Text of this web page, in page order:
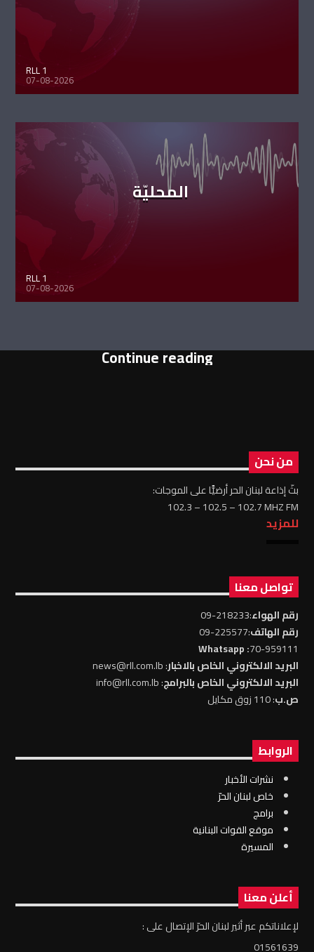
RLL 1
07-08-2026
المحليّة
RLL 1
07-08-2026
Continue reading
من نحن
بثّ إذاعة لبنان الحر أرضيًّا على الموجات:
102.3 – 102.5 – 102.7 MHZ FM
للمزيد
تواصل معنا
رقم الهواء:218233-09
رقم الهاتف:225577-09
70-959111
: Whatsapp
البريد الالكتروني الخاص بالاخبار: news@rll.com.lb
البريد الالكتروني الخاص بالبرامج: info@rll.com.lb
ص.ب: 110 زوق مكايل
الروابط
نشرات الأخبار
خاص لبنان الحرّ
برامج
موقع القوات البنانية
المسيرة
أعلن معنا
لإعلاناتكم عبر أثير لبنان الحرّ الإتصال على :
01561639